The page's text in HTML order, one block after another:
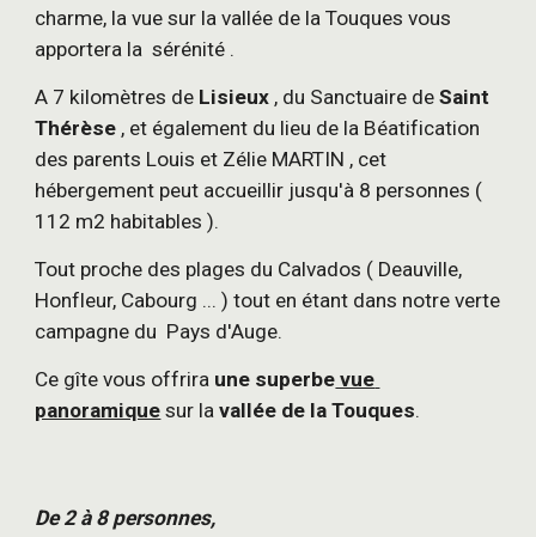
charme, la vue sur la vallée de la Touques vous
apportera la  sérénité .
A 7 kilomètres de Lisieux , du Sanctuaire de Saint
Thérèse , et également du lieu de la Béatification
des parents Louis et Zélie MARTIN , cet
hébergement peut accueillir jusqu'à 8 personnes (
112 m2 habitables ).
Tout proche des plages du Calvados ( Deauville,
Honfleur, Cabourg ... ) tout en étant dans notre verte
campagne du  Pays d'Auge.
Ce gîte vous offrira une superbe vue
panoramique sur la vallée de la Touques.
De 2 à 8 personnes,